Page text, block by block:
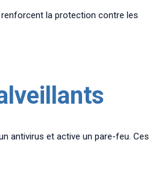
renforcent la protection contre les
antivirus et active un pare-feu. Ces